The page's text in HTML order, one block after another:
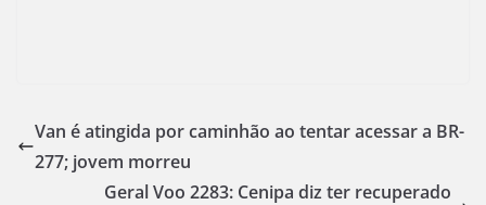
Van é atingida por caminhão ao tentar acessar a BR-
277; jovem morreu
Geral Voo 2283: Cenipa diz ter recuperado